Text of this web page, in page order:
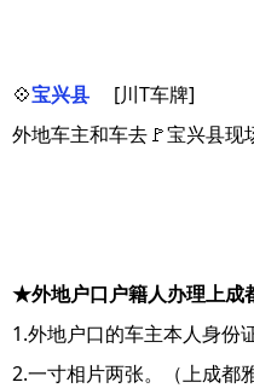
💠宝兴县
[川T车牌]
外地车主和车去🚩宝兴县现
★外地户口户籍人办理上成
1.外地户口的车主本人身份
2.一寸相片两张。（上成都